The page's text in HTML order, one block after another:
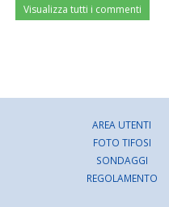
Visualizza tutti i commenti
AREA UTENTI
FOTO TIFOSI
SONDAGGI
REGOLAMENTO